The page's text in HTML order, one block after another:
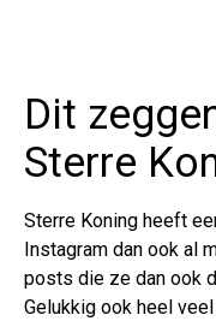
Dit
Sterre
Sterre Koning heeft
Instagram dan ook al
posts die ze dan ook
Gelukkig ook heel